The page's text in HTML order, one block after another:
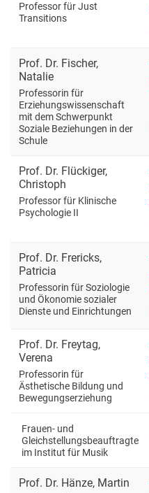
Professor für Just
Transitions
Prof. Dr. Fischer,
Natalie
Professorin für
Erziehungswissenschaft
mit dem Schwerpunkt
Soziale Beziehungen in der
Schule
Prof. Dr. Flückiger,
Christoph
Professor für Kli­ni­sche
Psy­cho­lo­gie II
Prof. Dr. Frericks,
Patricia
Professorin für Soziologie
und Ökonomie sozialer
Dienste und Einrichtungen
Prof. Dr. Freytag,
Verena
Professorin für
Ästhetische Bildung und
Bewegungserziehung
Frauen- und
Gleichstellungsbeauftragte
im Institut für Musik
Prof. Dr. Hänze, Martin